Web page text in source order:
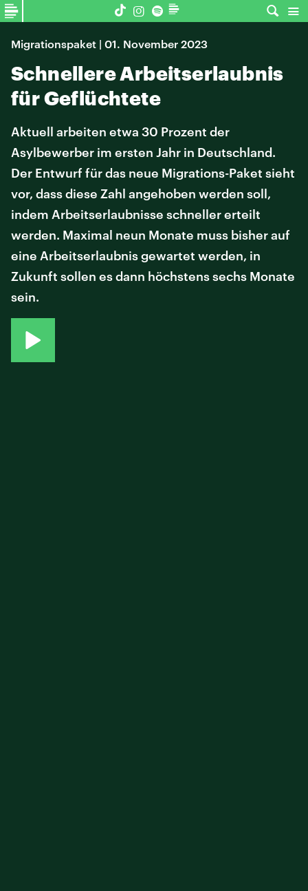
Migrationspaket | 01. November 2023
Schnellere Arbeitserlaubnis
für Geflüchtete
Aktuell arbeiten etwa 30 Prozent der
Asylbewerber im ersten Jahr in Deutschland.
Der Entwurf für das neue Migrations-Paket sieht
vor, dass diese Zahl angehoben werden soll,
indem Arbeitserlaubnisse schneller erteilt
werden. Maximal neun Monate muss bisher auf
eine Arbeitserlaubnis gewartet werden, in
Zukunft sollen es dann höchstens sechs Monate
sein.